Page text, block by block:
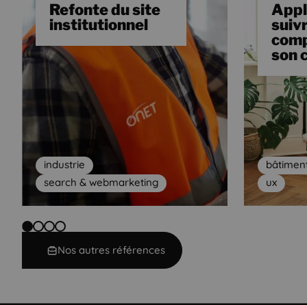
Refonte du site
institutionnel
industrie
search & webmarketing
son
ux
Nos autres références